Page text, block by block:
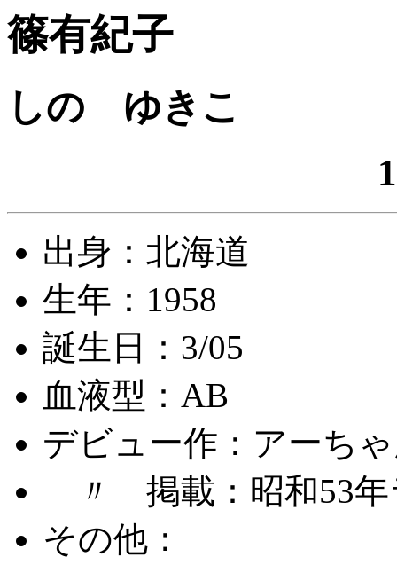
篠有紀子
しの ゆきこ
出身：北海道
生年：1958
誕生日：3/05
血液型：AB
デビュー作：アーち
〃 掲載：昭和53年
その他：